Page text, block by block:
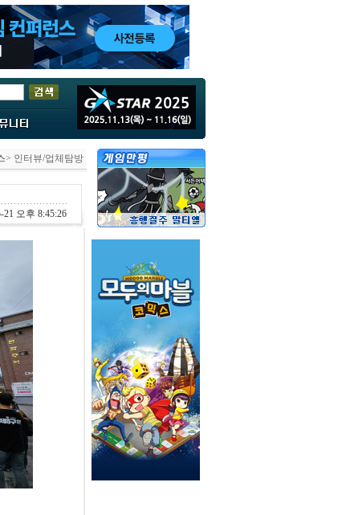
> 인터뷰/업체탐방
21 오후 8:45:26